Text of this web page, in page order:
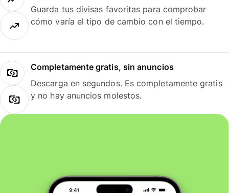
Guarda tus divisas favoritas para comprobar
cómo varía el tipo de cambio con el tiempo.
Completamente gratis, sin anuncios
Descarga en segundos. Es completamente gratis
y no hay anuncios molestos.